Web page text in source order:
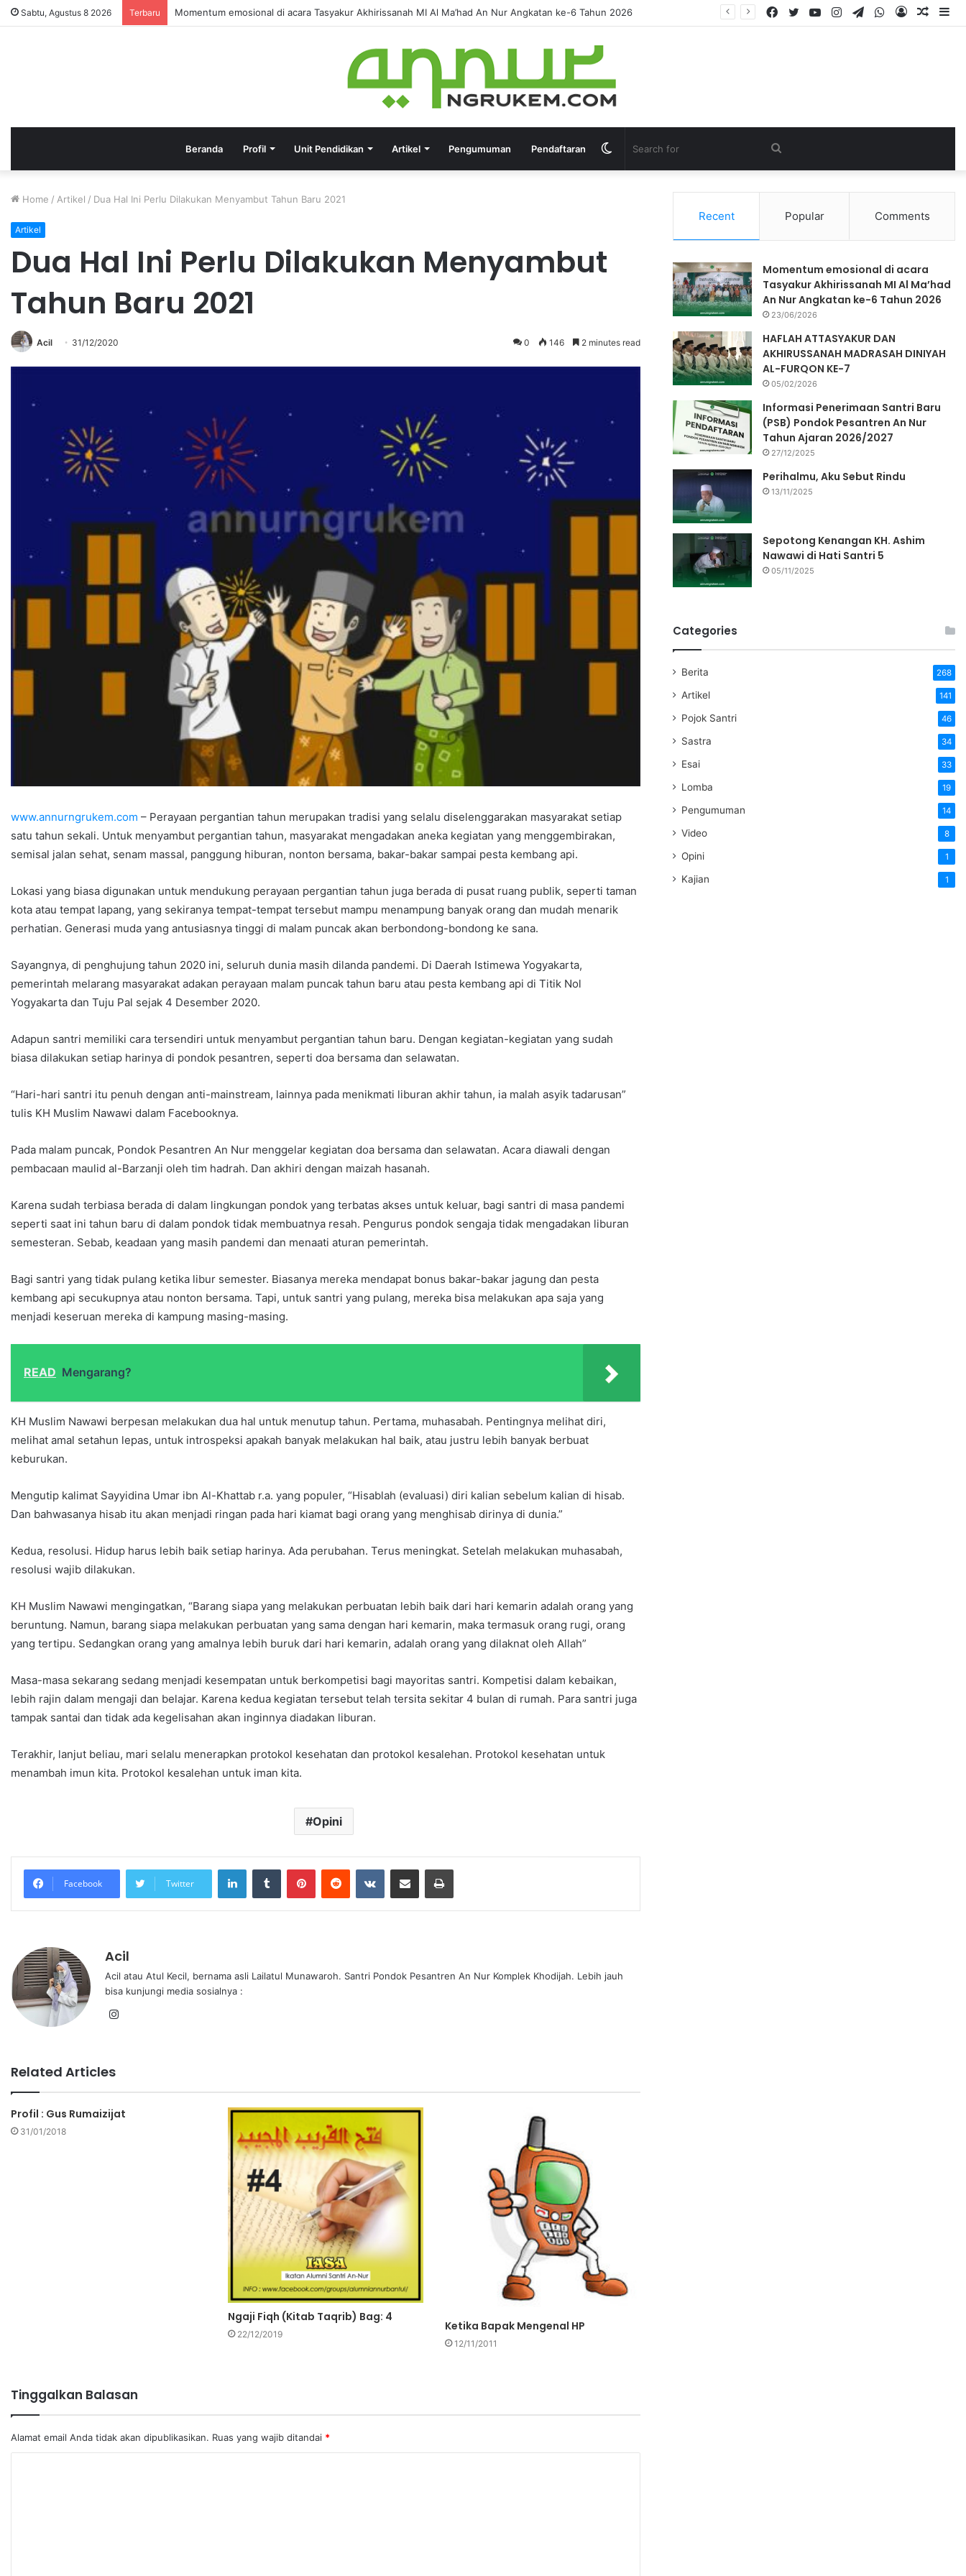
Sabtu, Agustus 8 2026 Terbaru HAFLAH ATTASYAKUR DAN AKHIRUSSANAH MADRASAH DINIYAH AL-FURQON KE-7
Beranda Profil Unit Pendidikan Artikel Pengumuman Pendaftaran
Home / Artikel / Dua Hal Ini Perlu Dilakukan Menyambut Tahun Baru 2021
Artikel
Dua Hal Ini Perlu Dilakukan Menyambut
Tahun Baru 2021
Acil 31/12/2020 0 146 2 minutes read
www.annurngrukem.com – Perayaan pergantian tahun merupakan tradisi yang selalu diselenggarakan masyarakat setiap
satu tahun sekali. Untuk menyambut pergantian tahun, masyarakat mengadakan aneka kegiatan yang menggembirakan,
semisal jalan sehat, senam massal, panggung hiburan, nonton bersama, bakar-bakar sampai pesta kembang api.
Lokasi yang biasa digunakan untuk mendukung perayaan pergantian tahun juga berada di pusat ruang publik, seperti taman
kota atau tempat lapang, yang sekiranya tempat-tempat tersebut mampu menampung banyak orang dan mudah menarik
perhatian. Generasi muda yang antusiasnya tinggi di malam puncak akan berbondong-bondong ke sana.
Sayangnya, di penghujung tahun 2020 ini, seluruh dunia masih dilanda pandemi. Di Daerah Istimewa Yogyakarta,
pemerintah melarang masyarakat adakan perayaan malam puncak tahun baru atau pesta kembang api di Titik Nol
Yogyakarta dan Tuju Pal sejak 4 Desember 2020.
Adapun santri memiliki cara tersendiri untuk menyambut pergantian tahun baru. Dengan kegiatan-kegiatan yang sudah
biasa dilakukan setiap harinya di pondok pesantren, seperti doa bersama dan selawatan.
“Hari-hari santri itu penuh dengan anti-mainstream, lainnya pada menikmati liburan akhir tahun, ia malah asyik tadarusan”
tulis KH Muslim Nawawi dalam Facebooknya.
Pada malam puncak, Pondok Pesantren An Nur menggelar kegiatan doa bersama dan selawatan. Acara diawali dengan
pembacaan maulid al-Barzanji oleh tim hadrah. Dan akhiri dengan maizah hasanah.
Karena sudah terbiasa berada di dalam lingkungan pondok yang terbatas akses untuk keluar, bagi santri di masa pandemi
seperti saat ini tahun baru di dalam pondok tidak membuatnya resah. Pengurus pondok sengaja tidak mengadakan liburan
semesteran. Sebab, keadaan yang masih pandemi dan menaati aturan pemerintah.
Bagi santri yang tidak pulang ketika libur semester. Biasanya mereka mendapat bonus bakar-bakar jagung dan pesta
kembang api secukupnya atau nonton bersama. Tapi, untuk santri yang pulang, mereka bisa melakukan apa saja yang
menjadi keseruan mereka di kampung masing-masing.
READ Mengarang?
KH Muslim Nawawi berpesan melakukan dua hal untuk menutup tahun. Pertama, muhasabah. Pentingnya melihat diri,
melihat amal setahun lepas, untuk introspeksi apakah banyak melakukan hal baik, atau justru lebih banyak berbuat
keburukan.
Mengutip kalimat Sayyidina Umar ibn Al-Khattab r.a. yang populer, “Hisablah (evaluasi) diri kalian sebelum kalian di hisab.
Dan bahwasanya hisab itu akan menjadi ringan pada hari kiamat bagi orang yang menghisab dirinya di dunia.”
Kedua, resolusi. Hidup harus lebih baik setiap harinya. Ada perubahan. Terus meningkat. Setelah melakukan muhasabah,
resolusi wajib dilakukan.
KH Muslim Nawawi mengingatkan, “Barang siapa yang melakukan perbuatan lebih baik dari hari kemarin adalah orang yang
beruntung. Namun, barang siapa melakukan perbuatan yang sama dengan hari kemarin, maka termasuk orang rugi, orang
yang tertipu. Sedangkan orang yang amalnya lebih buruk dari hari kemarin, adalah orang yang dilaknat oleh Allah”
Masa-masa sekarang sedang menjadi kesempatan untuk berkompetisi bagi mayoritas santri. Kompetisi dalam kebaikan,
lebih rajin dalam mengaji dan belajar. Karena kedua kegiatan tersebut telah tersita sekitar 4 bulan di rumah. Para santri juga
tampak santai dan tidak ada kegelisahan akan inginnya diadakan liburan.
Terakhir, lanjut beliau, mari selalu menerapkan protokol kesehatan dan protokol kesalehan. Protokol kesehatan untuk
menambah imun kita. Protokol kesalehan untuk iman kita.
Opini
Facebook Twitter
Acil
Acil atau Atul Kecil, bernama asli Lailatul Munawaroh. Santri Pondok Pesantren An Nur Komplek Khodijah. Lebih jauh
bisa kunjungi media sosialnya :
Related Articles
Profil : Gus Rumaizijat
31/01/2018
Ngaji Fiqh (Kitab Taqrib) Bag: 4
22/12/2019
Ketika Bapak Mengenal HP
12/11/2011
Tinggalkan Balasan
Alamat email Anda tidak akan dipublikasikan. Ruas yang wajib ditandai *
Recent Popular Comments
Momentum emosional di acara
Tasyakur Akhirissanah MI Al Ma’had
An Nur Angkatan ke-6 Tahun 2026
23/06/2026
HAFLAH ATTASYAKUR DAN
AKHIRUSSANAH MADRASAH DINIYAH
AL-FURQON KE-7
05/02/2026
Informasi Penerimaan Santri Baru
(PSB) Pondok Pesantren An Nur
Tahun Ajaran 2026/2027
27/12/2025
Perihalmu, Aku Sebut Rindu
13/11/2025
Sepotong Kenangan KH. Ashim
Nawawi di Hati Santri 5
05/11/2025
Categories
Berita 268
Artikel 141
Pojok Santri 46
Sastra 34
Esai 33
Lomba 19
Pengumuman 14
Video 8
Opini 1
Kajian 1